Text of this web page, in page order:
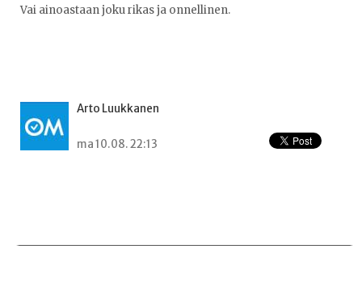
Vai ainoastaan joku rikas ja onnellinen.
Arto Luukkanen
ma 10.08. 22:13